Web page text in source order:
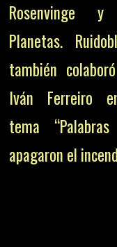
Rosenvinge
Planetas.
también
Iván Ferreiro
tema
apagaron el